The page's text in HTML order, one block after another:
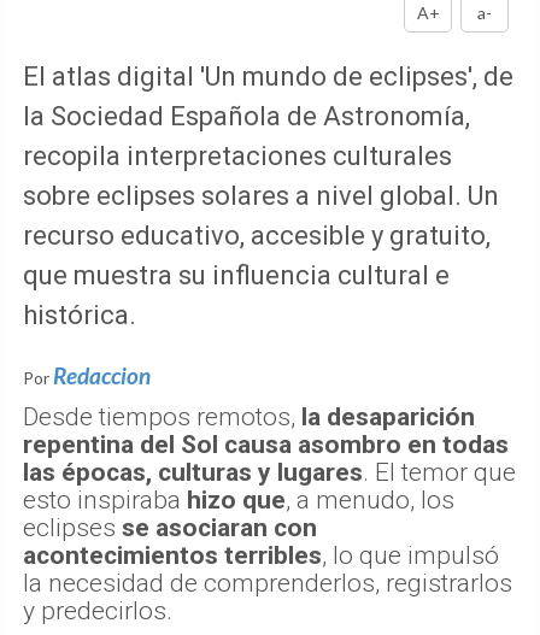
A+ a-
El atlas digital 'Un mundo de eclipses', de
la Sociedad Española de Astronomía,
recopila interpretaciones culturales
sobre eclipses solares a nivel global. Un
recurso educativo, accesible y gratuito,
que muestra su influencia cultural e
histórica.
Por Redaccion
Desde tiempos remotos, la desaparición
repentina del Sol causa asombro en todas
las épocas, culturas y lugares. El temor que
esto inspiraba hizo que, a menudo, los
eclipses se asociaran con
acontecimientos terribles, lo que impulsó
la necesidad de comprenderlos, registrarlos
y predecirlos.